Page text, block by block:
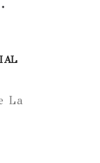
La